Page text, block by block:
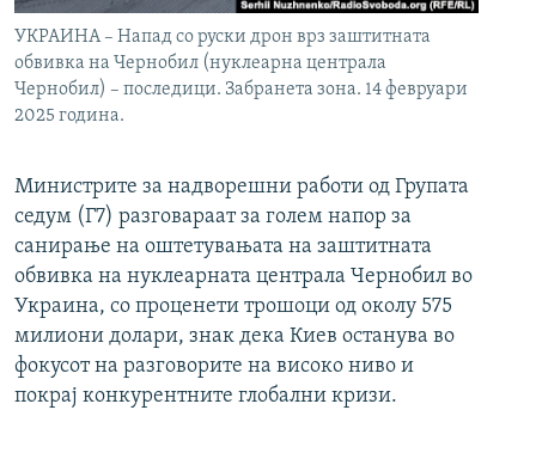
УКРАИНА – Напад со руски дрон врз заштитната
обвивка на Чернобил (нуклеарна централа
Чернобил) – последици. Забранета зона. 14 февруари
2025 година.
Министрите за надворешни работи од Групата
седум (Г7) разговараат за голем напор за
санирање на оштетувањата на заштитната
обвивка на нуклеарната централа Чернобил во
Украина, со проценети трошоци од околу 575
милиони долари, знак дека Киев останува во
фокусот на разговорите на високо ниво и
покрај конкурентните глобални кризи.